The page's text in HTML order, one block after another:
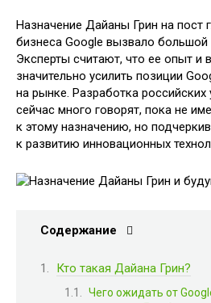
Назначение Дайаны Грин на пост
бизнеса Google вызвало большой
Эксперты считают, что ее опыт и
значительно усилить позиции
на рынке. Разработка российских
сейчас много говорят, пока не
к этому назначению, но
к развитию инновационных
Содержание
Кто такая Дайана Грин?
Чего ожидать от